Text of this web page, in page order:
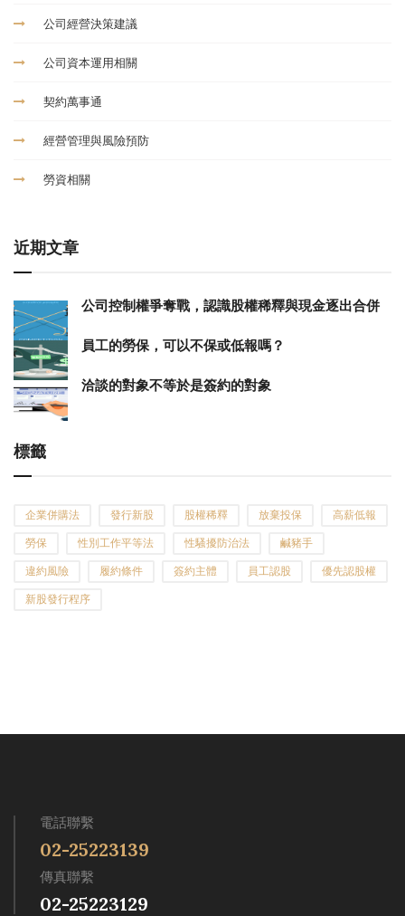
公司經營決策建議
公司資本運用相關
契約萬事通
經營管理與風險預防
勞資相關
近期文章
公司控制權爭奪戰，認識股權稀釋與現金逐出合併
員工的勞保，可以不保或低報嗎？
洽談的對象不等於是簽約的對象
標籤
企業併購法 發行新股 股權稀釋 放棄投保 高薪低報
勞保 性別工作平等法 性騷擾防治法 鹹豬手
違約風險 履約條件 簽約主體 員工認股 優先認股權
新股發行程序
電話聯繫
02-25223139
傳真聯繫
02-25223129